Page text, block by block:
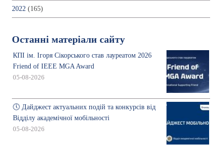
2022 (165)
Останні матеріали сайту
КПІ ім. Ігоря Сікорського став лауреатом 2026
Friend of IEEE MGA Award
05-08-2026
🕔 Дайджест актуальних подій та конкурсів від
Відділу академічної мобільності
05-08-2026